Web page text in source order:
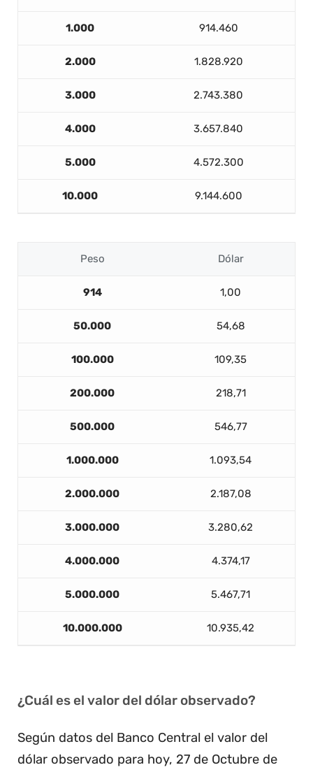
1.000 914.460
2.000 1.828.920
3.000 2.743.380
4.000 3.657.840
5.000 4.572.300
10.000 9.144.600
Peso Dólar
914 1,00
50.000 54,68
100.000 109,35
200.000 218,71
500.000 546,77
1.000.000 1.093,54
2.000.000 2.187,08
3.000.000 3.280,62
4.000.000 4.374,17
5.000.000 5.467,71
10.000.000 10.935,42
¿Cuál es el valor del dólar observado?
Según datos del Banco Central el valor del
dólar observado para hoy, 27 de Octubre de